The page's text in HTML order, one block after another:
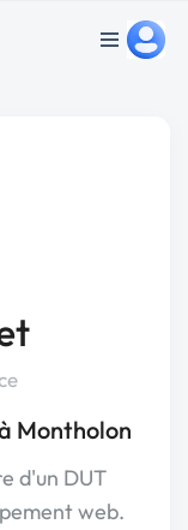
Montholon
d'un DUT
web.